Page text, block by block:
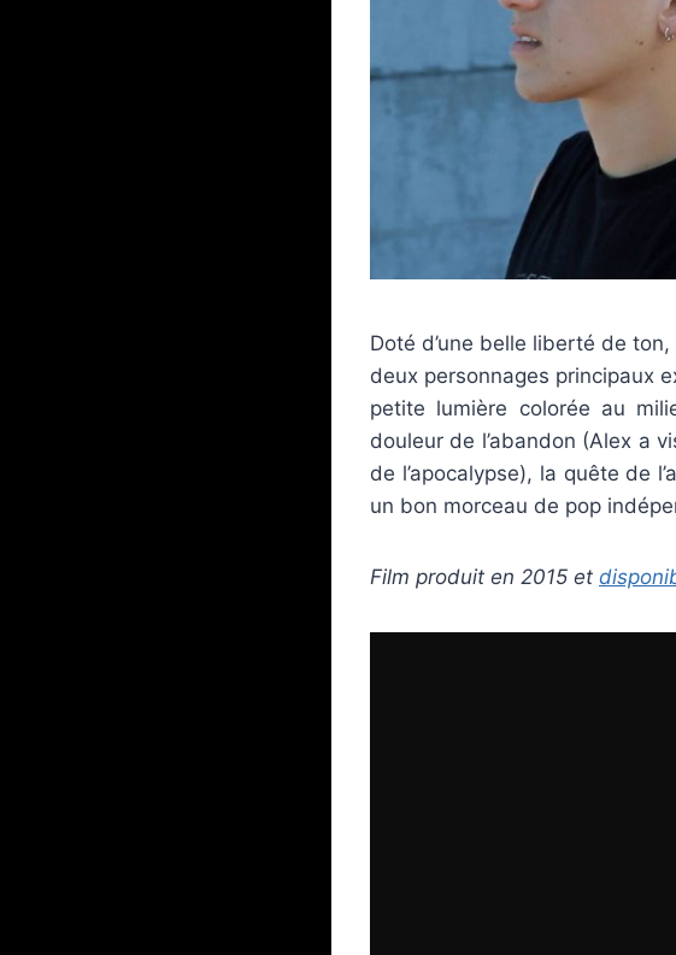
Doté d’une belle liberté de ton,
deux personnages principaux
petite lumière colorée au
douleur de l’abandon (Alex a
de l’apocalypse), la quête de
un bon morceau de pop
Film produit en 2015 et